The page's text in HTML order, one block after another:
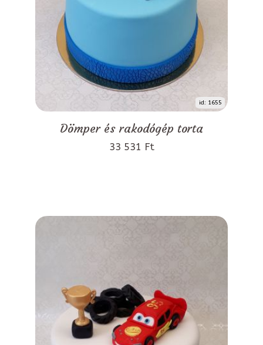
id: 1655
Dömper és rakodógép torta
33 531 Ft